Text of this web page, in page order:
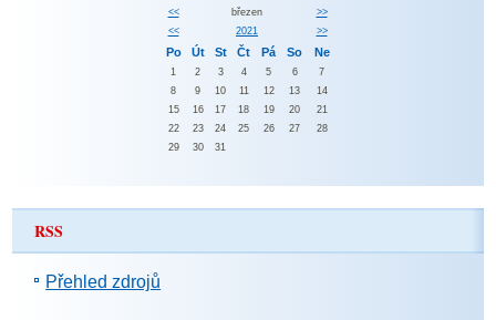
<< březen
>>
<<
2021 >>
Po Út St Čt Pá So Ne
1 2 3 4 5 6
7
8
9 10 11 12 13
14
15
16 17 18 19 20
21
22
23 24 25 26 27
28
29
30 31
RSS
Přehled zdrojů